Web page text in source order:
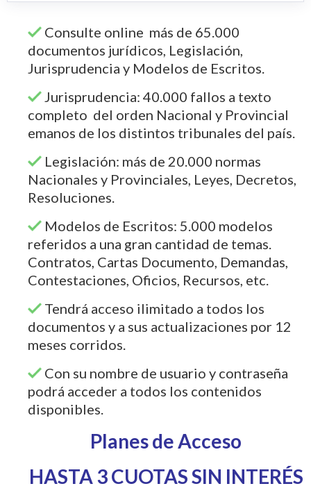
Consulte online más de 65.000
documentos jurídicos, Legislación,
Jurisprudencia y Modelos de Escritos.
Jurisprudencia: 40.000 fallos a texto
completo del orden Nacional y Provincial
emanos de los distintos tribunales del país.
Legislación: más de 20.000 normas
Nacionales y Provinciales, Leyes, Decretos,
Resoluciones.
Modelos de Escritos: 5.000 modelos
referidos a una gran cantidad de temas.
Contratos, Cartas Documento, Demandas,
Contestaciones, Oficios, Recursos, etc.
Tendrá acceso ilimitado a todos los
documentos y a sus actualizaciones por 12
meses corridos.
Con su nombre de usuario y contraseña
podrá acceder a todos los contenidos
disponibles.
Planes de Acceso
HASTA 3 CUOTAS SIN INTERÉS